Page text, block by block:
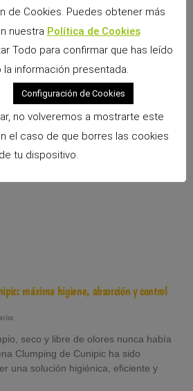
máxima higiene, absorción y control
seco y libre de olores nunca había
Clumping de Cunipic ha sido
una solución higiénica, eficiente y
de Cookies. Puedes obtener más
nuestra Política de Cookies
Todo para confirmar que has leído
información presentada.
Configuración de Cookies
no volveremos a mostrarte este
el caso de que borres las cookies
de tu dispositivo.